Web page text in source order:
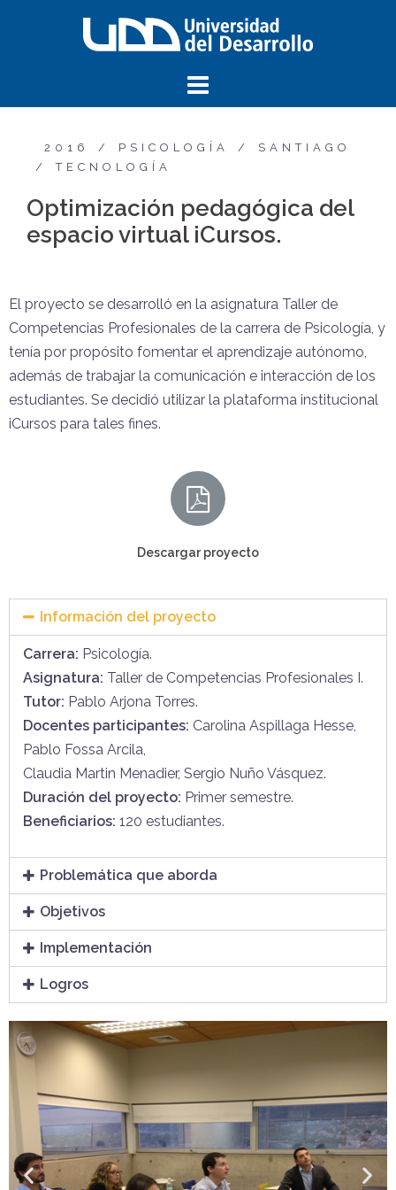
2016 PSICOLOGÍA
SANTIAGO
TECNOLOGÍA
Optimización pedagógica del
espacio virtual iCursos.
El proyecto se desarrolló en la asignatura Taller de
Competencias Profesionales de la carrera de Psicología, y
tenía por propósito fomentar el aprendizaje autónomo,
además de trabajar la comunicación e interacción de los
estudiantes. Se decidió utilizar la plataforma institucional
iCursos para tales fines.
Descargar proyecto
Información del proyecto
Carrera: Psicología.
Asignatura: Taller de Competencias Profesionales I.
Tutor: Pablo Arjona Torres.
Docentes participantes: Carolina Aspillaga Hesse,
Pablo Fossa Arcila,
Claudia Martin Menadier, Sergio Nuño Vásquez.
Duración del proyecto: Primer semestre.
Beneficiarios: 120 estudiantes.
Problemática que aborda
Objetivos
Implementación
Logros